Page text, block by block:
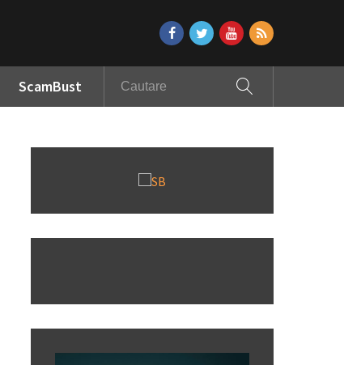
ScamBust